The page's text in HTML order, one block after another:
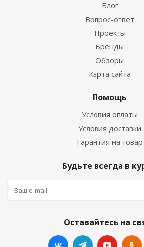
Блог
Вопрос-ответ
Проекты
Бренды
Обзоры
Карта сайта
Помощь
Условия оплаты
Условия доставки
Гарантия на товар
Будьте всегда в
Оставайтесь на